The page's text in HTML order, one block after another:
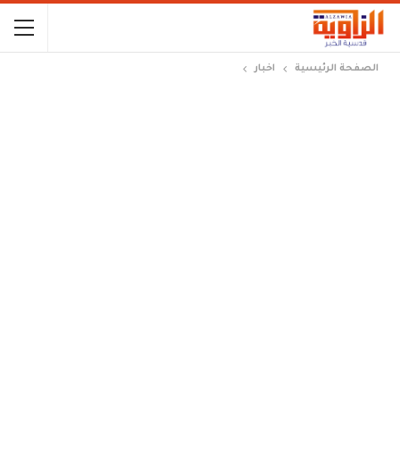
الصفحة الرئيسية اخبار